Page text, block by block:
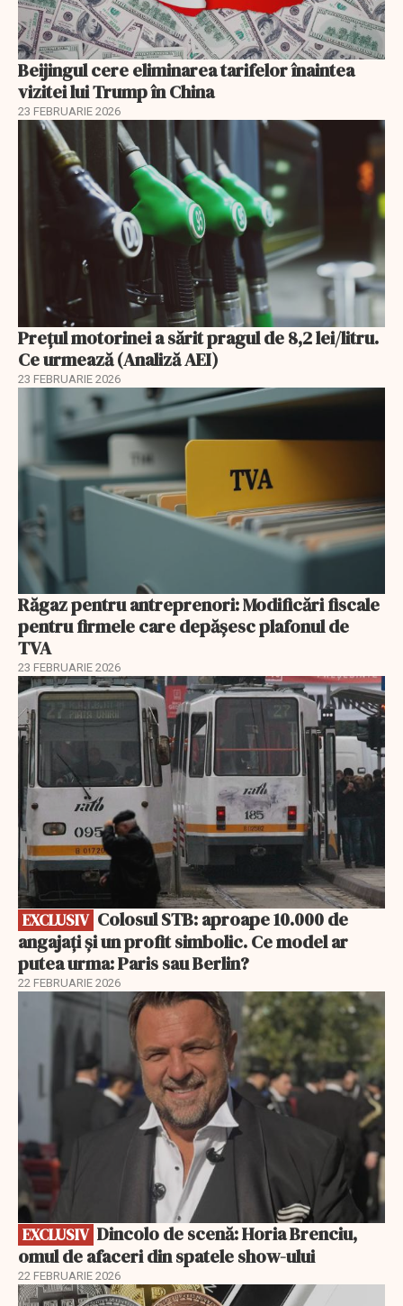
Beijingul cere eliminarea tarifelor înaintea
vizitei lui Trump în China
23 FEBRUARIE 2026
Prețul motorinei a sărit pragul de 8,2 lei/litru.
Ce urmează (Analiză AEI)
23 FEBRUARIE 2026
Răgaz pentru antreprenori: Modificări fiscale
pentru firmele care depășesc plafonul de
TVA
23 FEBRUARIE 2026
EXCLUSIV
EXCLUSIV
angajați și un profit simbolic. Ce model ar
putea urma: Paris sau Berlin?
22 FEBRUARIE 2026
EXCLUSIV
EXCLUSIV
omul de afaceri din spatele show-ului
22 FEBRUARIE 2026